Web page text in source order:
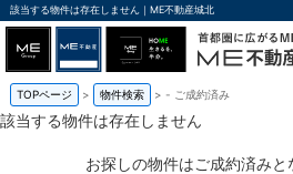
該当する物件は存在しません｜ME不動産城北
TOPページ 物件検索 - ご成約済み
該当する物件は存在しません
お探しの物件はご成約済みと